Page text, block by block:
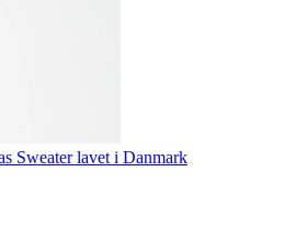
Sweater lavet i Danmark